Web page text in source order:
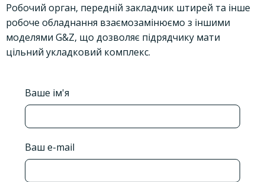
Робочий орган, передній закладчик штирей та інше
робоче обладнання взаємозамінюємо з іншими
моделями G&Z, що дозволяє підрядчику мати
цільний укладковий комплекс.
Ваше ім'я
Ваш e-mail